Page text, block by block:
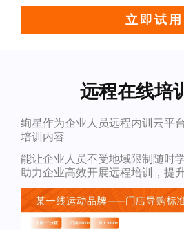
立即试用
远程在线培
绚星作为企业人员远程内训云平
培训内容
能让企业人员不受地域限制随时
助力企业高效开展远程培训，提